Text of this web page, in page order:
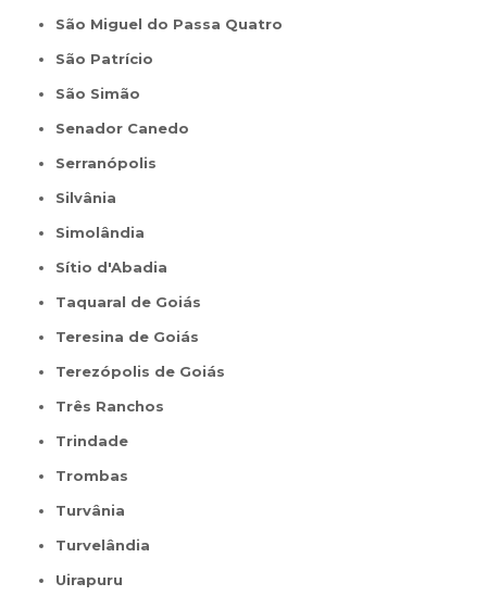
São Miguel do Passa Quatro
São Patrício
São Simão
Senador Canedo
Serranópolis
Silvânia
Simolândia
Sítio d'Abadia
Taquaral de Goiás
Teresina de Goiás
Terezópolis de Goiás
Três Ranchos
Trindade
Trombas
Turvânia
Turvelândia
Uirapuru